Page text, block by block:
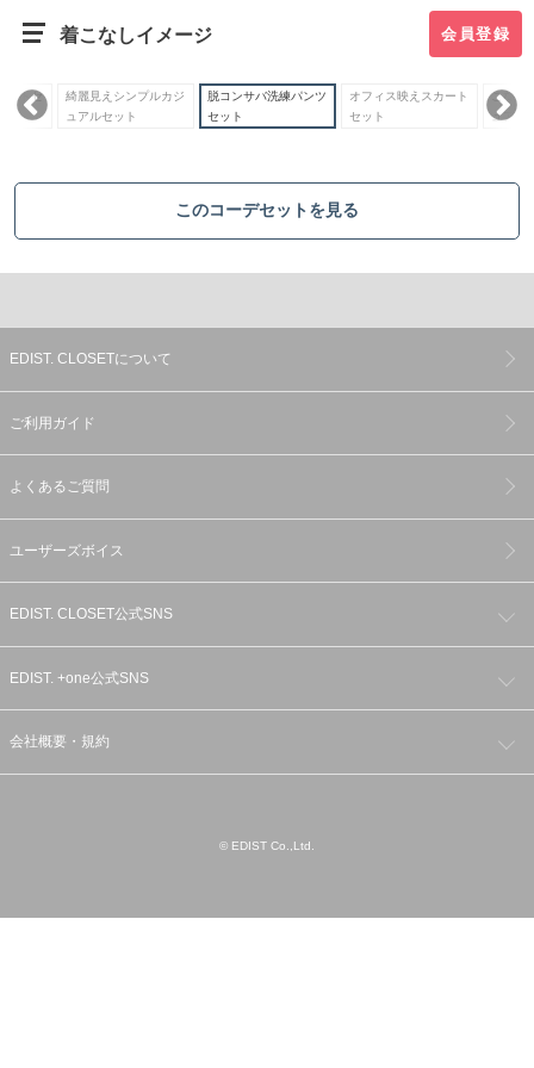
着こなしイメージ 会員登録
ートセ
綺麗見えシンプルカジ
ュアルセット
脱コンサバ洗練パンツ
セット
オフィス映えスカート
セット
こなれ
ュアル
このコーデセットを見る
EDIST. CLOSETについて
ご利用ガイド
よくあるご質問
ユーザーズボイス
EDIST. CLOSET公式SNS
EDIST. +one公式SNS
会社概要・規約
© EDIST Co.,Ltd.